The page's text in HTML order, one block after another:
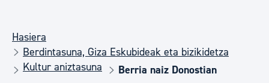
Hasiera
Berdintasuna, Giza Eskubideak eta bizikidetza
Kultur aniztasuna
Berria naiz Donostian